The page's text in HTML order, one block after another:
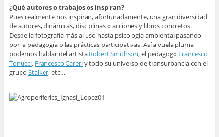
¿Qué autores o trabajos os inspiran?
Pues realmente nos inspiran, afortunadamente, una gran diversidad
de autores, dinámicas, disciplinas o acciones y libros concretos.
Desde la fotografía más al uso hasta psicología ambiental pasando
por la pedagogía o las prácticas participativas. Así a vuela pluma
podemos hablar del artista Robert Smithson, el pedagogo Francesco
Tonucci, Francesco Careriy todo su universo de transurbancia con el
grupo Stalker, etc…